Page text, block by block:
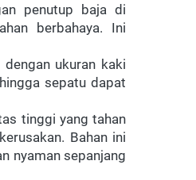
penutup baja di
berbahaya. Ini
ukuran kaki
sepatu dapat
tinggi yang tahan
Bahan ini
nyaman sepanjang